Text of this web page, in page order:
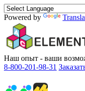
Powered by
Наш опыт - ваши
8-800-201-98-31